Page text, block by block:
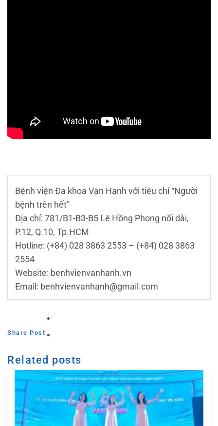
Bệnh viện Đa khoa Vạn Hạnh với tiêu chí “Người
bệnh trên hết”
Địa chỉ: 781/B1-B3-B5 Lê Hồng Phong nối dài,
P.12, Q.10, Tp.HCM
Hotline: (+84) 028 3863 2553 – (+84) 028 3863
2554
Website: benhvienvanhanh.vn
Email: benhvienvanhanh@gmail.com
Share Post
Related posts